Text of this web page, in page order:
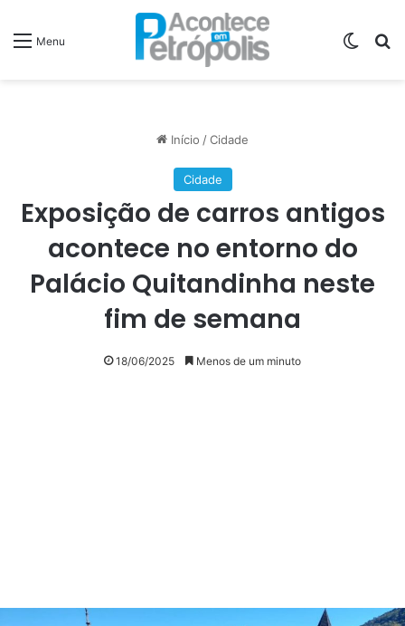
Menu
Início /Cidade
Cidade
Exposição de carros antigos
acontece no entorno do
Palácio Quitandinha neste
fim de semana
18/06/2025 Menos de um minuto